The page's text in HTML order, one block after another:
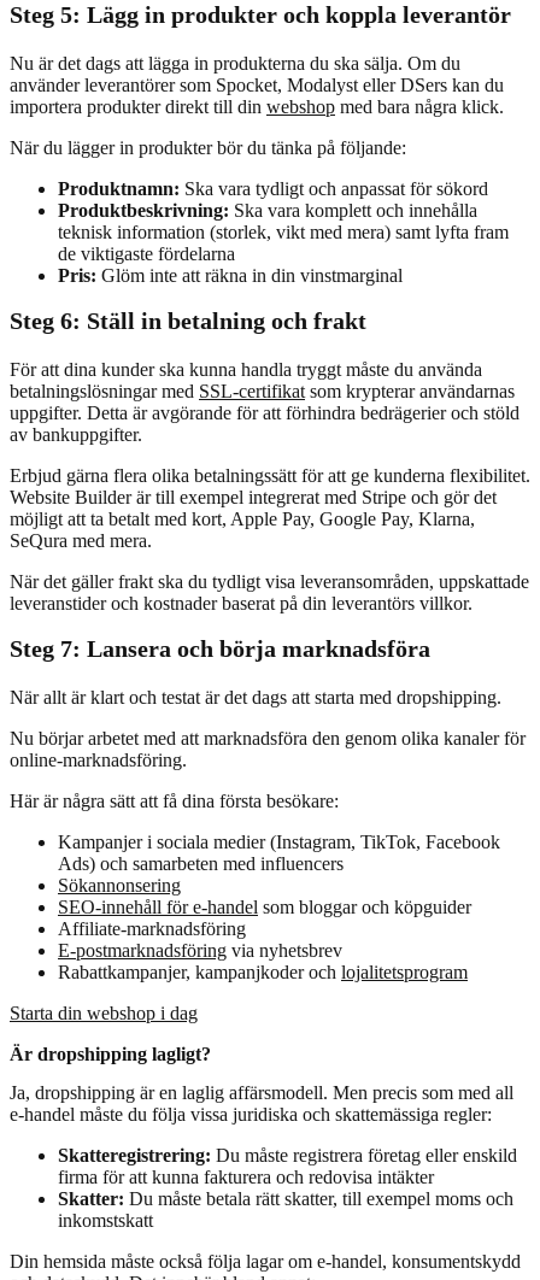
Steg 5: Lägg in produkter och koppla leverantör
Nu är det dags att lägga in produkterna du ska sälja. Om du
använder leverantörer som Spocket, Modalyst eller DSers kan du
importera produkter direkt till din webshop med bara några klick.
När du lägger in produkter bör du tänka på följande:
Produktnamn: Ska vara tydligt och anpassat för sökord
Produktbeskrivning: Ska vara komplett och innehålla
teknisk information (storlek, vikt med mera) samt lyfta fram
de viktigaste fördelarna
Pris: Glöm inte att räkna in din vinstmarginal
Steg 6: Ställ in betalning och frakt
För att dina kunder ska kunna handla tryggt måste du använda
betalningslösningar med SSL-certifikat som krypterar användarnas
uppgifter. Detta är avgörande för att förhindra bedrägerier och stöld
av bankuppgifter.
Erbjud gärna flera olika betalningssätt för att ge kunderna flexibilitet.
Website Builder är till exempel integrerat med Stripe och gör det
möjligt att ta betalt med kort, Apple Pay, Google Pay, Klarna,
SeQura med mera.
När det gäller frakt ska du tydligt visa leveransområden, uppskattade
leveranstider och kostnader baserat på din leverantörs villkor.
Steg 7: Lansera och börja marknadsföra
När allt är klart och testat är det dags att starta med dropshipping.
Nu börjar arbetet med att marknadsföra den genom olika kanaler för
online-marknadsföring.
Här är några sätt att få dina första besökare:
Kampanjer i sociala medier (Instagram, TikTok, Facebook
Ads) och samarbeten med influencers
Sökannonsering
SEO-innehåll för e-handel som bloggar och köpguider
Affiliate-marknadsföring
E-postmarknadsföring via nyhetsbrev
Rabattkampanjer, kampanjkoder och lojalitetsprogram
Starta din webshop i dag
Är dropshipping lagligt?
Ja, dropshipping är en laglig affärsmodell. Men precis som med all
e-handel måste du följa vissa juridiska och skattemässiga regler:
Skatteregistrering: Du måste registrera företag eller enskild
firma för att kunna fakturera och redovisa intäkter
Skatter: Du måste betala rätt skatter, till exempel moms och
inkomstskatt
Din hemsida måste också följa lagar om e-handel, konsumentskydd